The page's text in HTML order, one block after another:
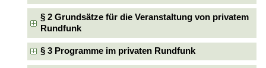
§ 2 Grundsätze für die Veranstaltung von privatem
Rundfunk
§ 3 Programme im privaten Rundfunk